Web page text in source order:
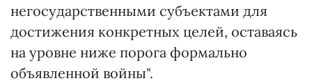
негосударственными субъектами для
достижения конкретных целей, оставаясь
на уровне ниже порога формально
объявленной войны".